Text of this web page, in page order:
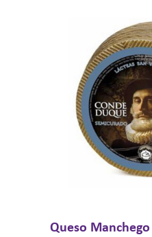
Queso